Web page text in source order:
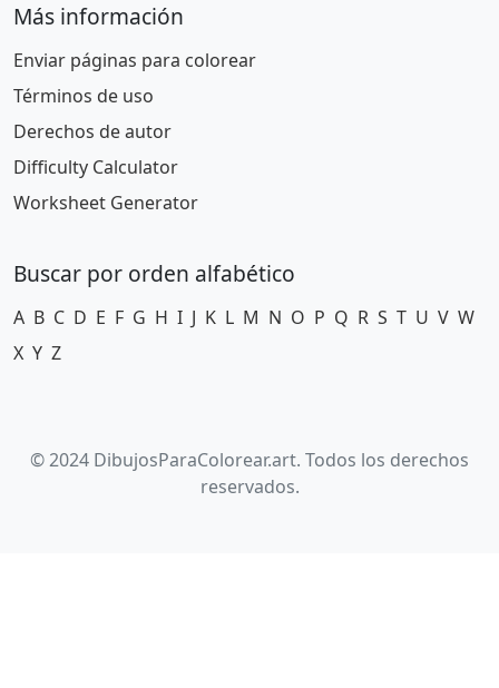
Más información
Enviar páginas para colorear
Términos de uso
Derechos de autor
Difficulty Calculator
Worksheet Generator
Buscar por orden alfabético
A B C D E F G H I J K L M N O P Q R S T U V W
X Y Z
© 2024 DibujosParaColorear.art. Todos los derechos
reservados.